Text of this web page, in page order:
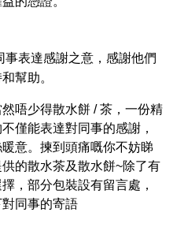
事表達感謝之意，感謝他們
幫助。
然唔少得散水餅 / 茶 ，一份精
僅能表達對同事的感謝，
意。揀到頭痛嘅你不妨睇
供的散水茶及散水餅~除了有
，部分包裝設有留言處，
同事的寄語